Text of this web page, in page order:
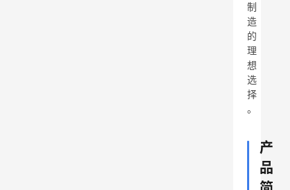
制
造
的
理
想
选
择
。
产
品